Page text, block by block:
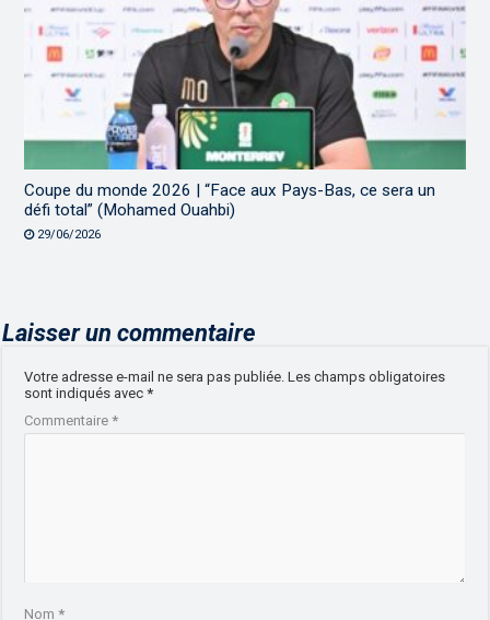
Coupe du monde 2026 | “Face aux Pays-Bas, ce sera un
défi total” (Mohamed Ouahbi)
29/06/2026
Laisser un commentaire
Votre adresse e-mail ne sera pas publiée. Les champs obligatoires
sont indiqués avec*
Commentaire*
Nom*